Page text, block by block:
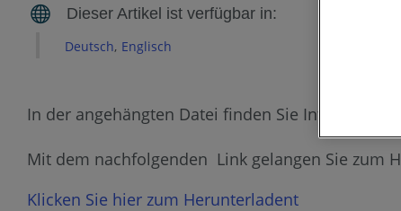
Deutsch Englisch
In der angehängten Datei finden Sie
Mit dem nachfolgenden Link gelangen Sie zum
Klicken Sie hier zum Herunterladent